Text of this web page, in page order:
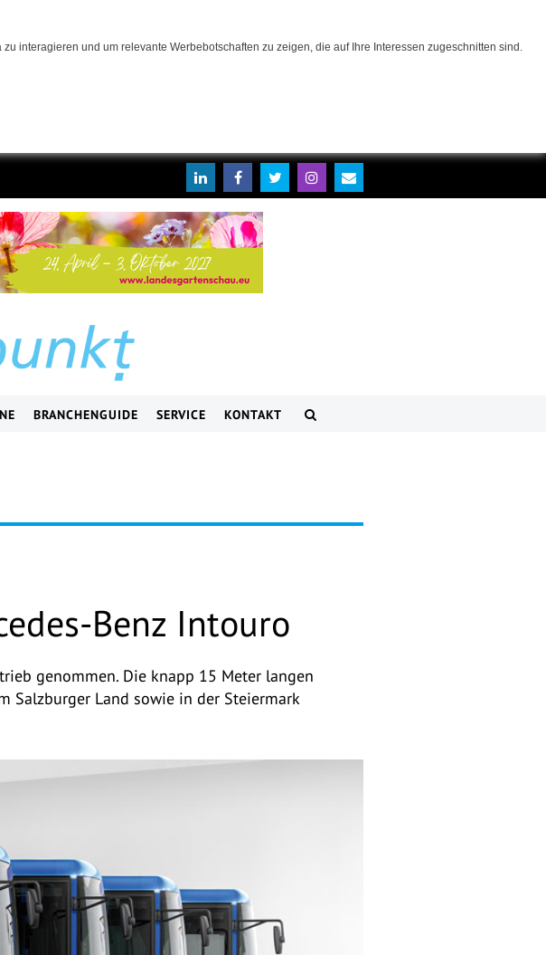
interagieren und um relevante Werbebotschaften zu zeigen, die auf Ihre Interessen zugeschnitten sind.
BRANCHENGUIDE SERVICE KONTAKT
Benz Intouro
genommen. Die knapp 15 Meter langen
Salzburger Land sowie in der Steiermark